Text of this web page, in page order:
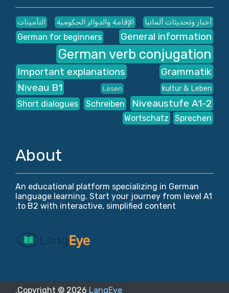
أخبار وتحديثات ألمانيا الإقامة والدوائر الحكومية التأمينات
General information
German for beginners
German verb conjugation
Grammatik
Important explanations
kultur & Leben
Lesen
Niveau B1
Niveaustufe A1-2
Schreiben
Short dialogues
Sprechen
Wortschatz
About
An educational platform specializing in German
language learning. Start your journey from level A1
to B2 with interactive, simplified content.
Copyright © 2026 LangEye
.